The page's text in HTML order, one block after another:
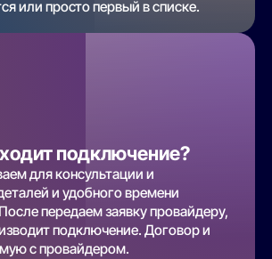
или просто первый в списке.
подключение?
для консультации и
и удобного времени
передаем заявку провайдеру,
подключение. Договор и
с провайдером.